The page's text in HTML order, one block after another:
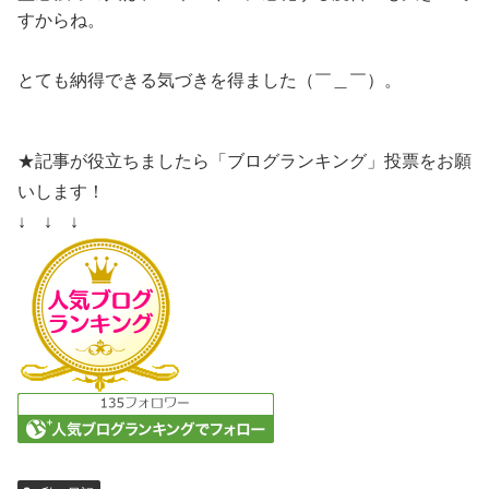
すからね。
とても納得できる気づきを得ました（￣＿￣）。
★記事が役立ちましたら「ブログランキング」投票をお願
いします！
↓ ↓ ↓